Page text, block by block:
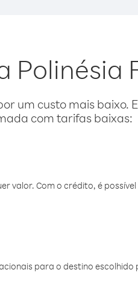
Polinésia
um custo mais baixo.
com tarifas baixas:
valor. Com o crédito, é
para o destino